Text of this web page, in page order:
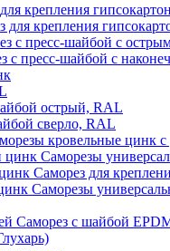
крепления
для крепления
с пресс‑шайбой с
с пресс‑шайбой с
острый, RAL
Саморез с прессшайбой сверло, RAL
кровельные цинк
Саморезы
Саморез для
Саморезы
Саморез с шайбой